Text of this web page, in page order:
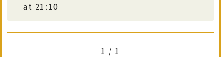
at 21:10
1 / 1